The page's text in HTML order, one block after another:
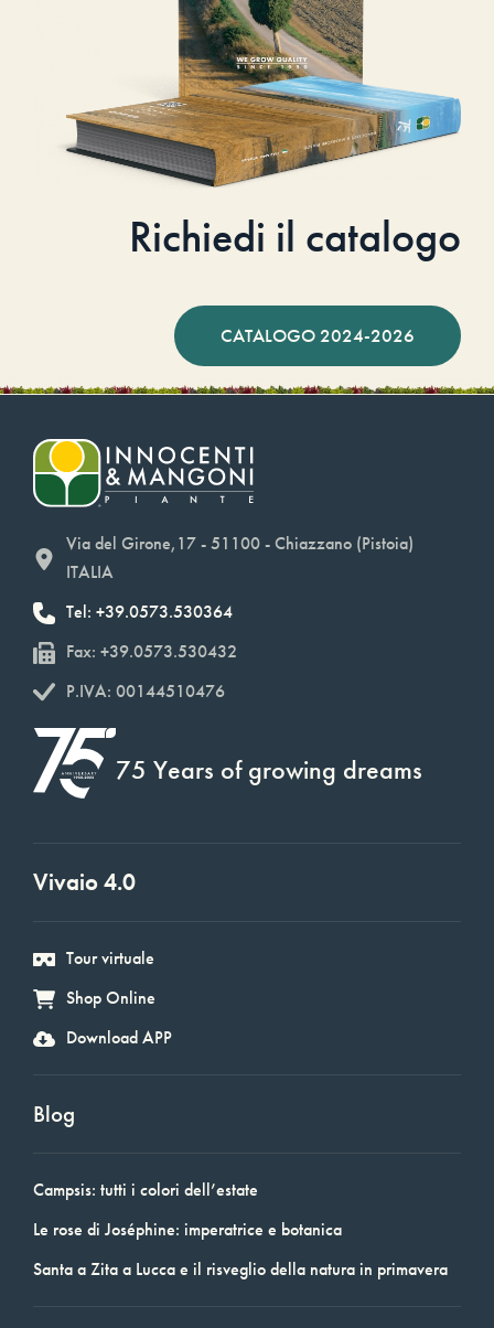
Richiedi il catalogo
CATALOGO 2024-2026
Via del Girone,17 - 51100 - Chiazzano (Pistoia)
ITALIA
Tel: +39.0573.530364
Fax: +39.0573.530432
P.IVA: 00144510476
75 Years of growing dreams
Vivaio 4.0
Tour virtuale
Shop Online
Download APP
Blog
Campsis: tutti i colori dell’estate
Le rose di Joséphine: imperatrice e botanica
Santa a Zita a Lucca e il risveglio della natura in primavera